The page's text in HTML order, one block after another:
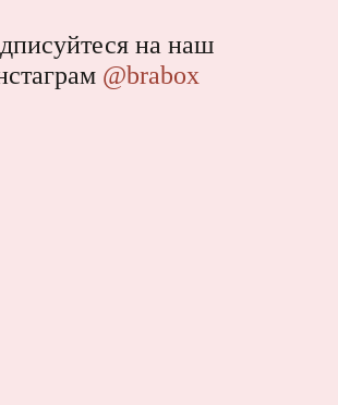
на наш
@brabox